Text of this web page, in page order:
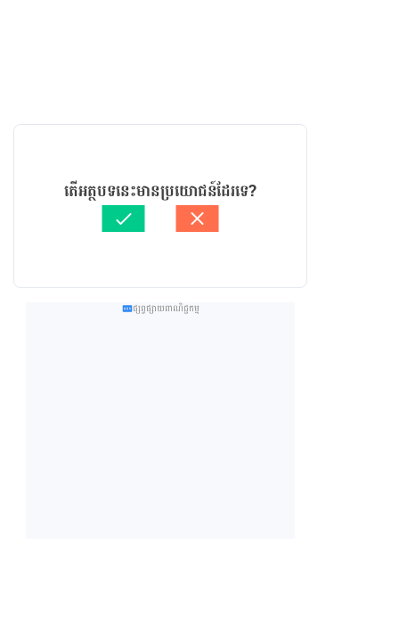
តើអត្ថបទនេះមានប្រយោជន៍ដែរទេ?
ផ្សព្វផ្សាយពាណិជ្ជកម្ម